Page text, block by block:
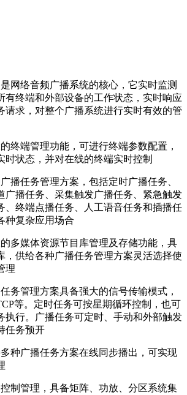
网络音频广播系统的核心，它实时监测
有终端和外部设备的工作状态，实时响应
请求，对整个广播系统进行实时有效的管
终端管理功能，可进行终端参数配置，
时状态，并对在线的终端实时控制
播任务管理方案，包括定时广播任务、
广播任务、采集触发广播任务、紧急触发
、终端点播任务、人工语音任务和插播任
种复杂应用场合
多媒体资源节目库管理及存储功能，具
，供给各种广播任务管理方案灵活选择使
理
务管理方案具备强大的信号传输模式，
等。定时任务可按星期循环控制，也可
执行。广播任务可定时、手动和外部触发
任务预开
种广播任务方案在线同步播出，可实现
制管理，具备矩阵、功放、分区系统集